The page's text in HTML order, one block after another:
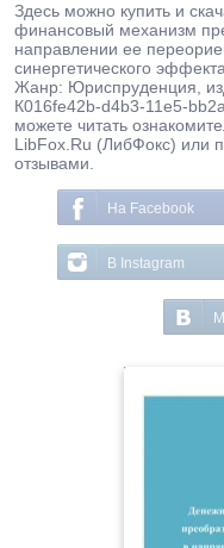
Здесь можно купить и
финансовый механизм
направлении ее
синергетического
Жанр: Юриспруденция,
К016fe42b-d4b3-11e5-
можете читать
LibFox.Ru (ЛибФокс) или
отзывами.
На Facebook
В Instagram